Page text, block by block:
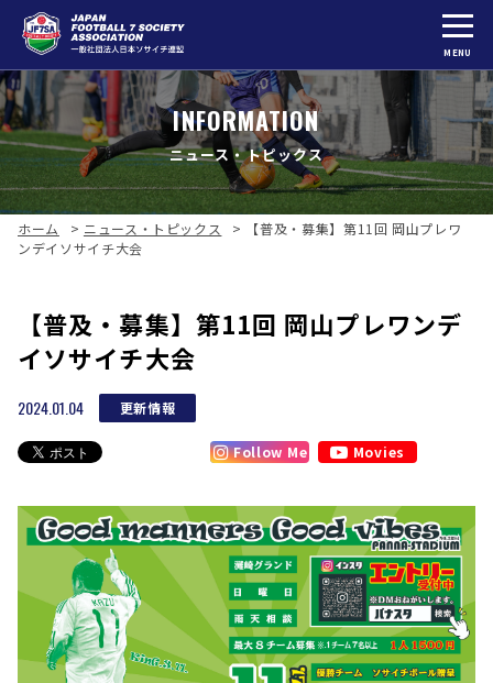
MENU
INFORMATION
ニュース・トピックス
ホーム > ニュース・トピックス >
【普及・募集】第11回 岡山プレワ
ンデイソサイチ大会
【普及・募集】第11回 岡山プレワンデ
イソサイチ大会
2024.01.04 更新情報
Follow Me Movies